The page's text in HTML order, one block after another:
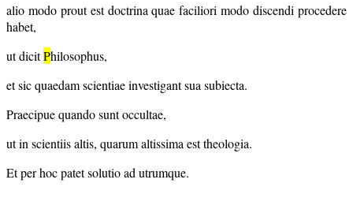
alio modo prout est doctrina quae faciliori modo discendi procedere
habet,
ut dicitPhilosophus,
et sic quaedam scientiae investigant sua subiecta.
Praecipue quando sunt occultae,
ut in scientiis altis, quarum altissima est theologia.
Et per hoc patet solutio ad utrumque.